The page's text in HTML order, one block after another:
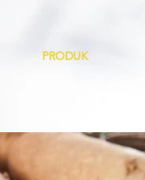
PRODUK